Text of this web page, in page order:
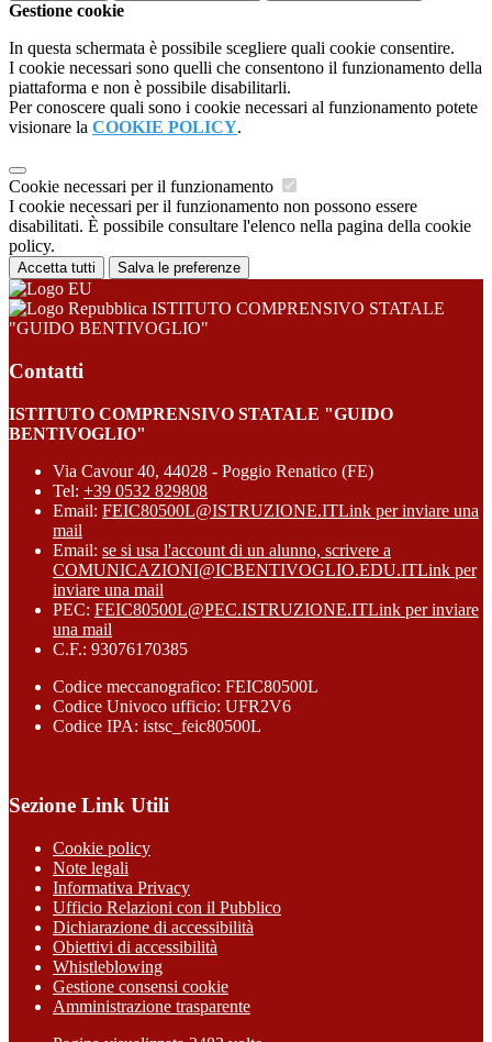
Gestione cookie
In questa schermata è possibile scegliere quali cookie consentire.
I cookie necessari sono quelli che consentono il funzionamento della
piattaforma e non è possibile disabilitarli.
Per conoscere quali sono i cookie necessari al funzionamento potete
visionare la COOKIE POLICY.
Cookie necessari per il funzionamento
I cookie necessari per il funzionamento non possono essere
disabilitati. È possibile consultare l'elenco nella pagina della cookie
policy.
Accetta tutti Salva le preferenze
ISTITUTO COMPRENSIVO STATALE
"GUIDO BENTIVOGLIO"
Contatti
ISTITUTO COMPRENSIVO STATALE "GUIDO
BENTIVOGLIO"
Via Cavour 40, 44028 - Poggio Renatico (FE)
Tel: +39 0532 829808
Email: FEIC80500L@ISTRUZIONE.ITLink per inviare una
mail
Email: se si usa l'account di un alunno, scrivere a
COMUNICAZIONI@ICBENTIVOGLIO.EDU.ITLink per
inviare una mail
PEC: FEIC80500L@PEC.ISTRUZIONE.ITLink per inviare
una mail
C.F.: 93076170385
Codice meccanografico: FEIC80500L
Codice Univoco ufficio: UFR2V6
Codice IPA: istsc_feic80500L
Sezione Link Utili
Cookie policy
Note legali
Informativa Privacy
Ufficio Relazioni con il Pubblico
Dichiarazione di accessibilità
Obiettivi di accessibilità
Whistleblowing
Gestione consensi cookie
Amministrazione trasparente